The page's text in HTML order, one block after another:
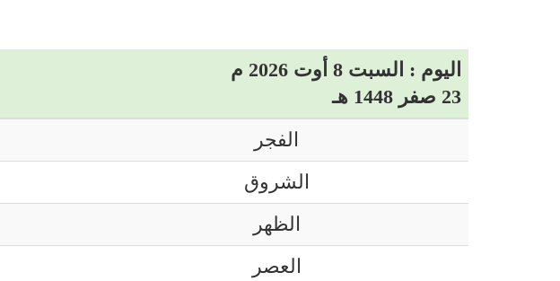
اليوم : السبت 8 أوت 2026 م
23 صفر 1448 هـ
الفجر
الشروق
الظهر
العصر